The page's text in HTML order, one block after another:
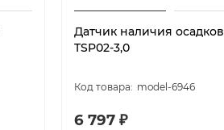
Датчик наличия осадков
TSP02-3,0
model-6946
6 797 ₽